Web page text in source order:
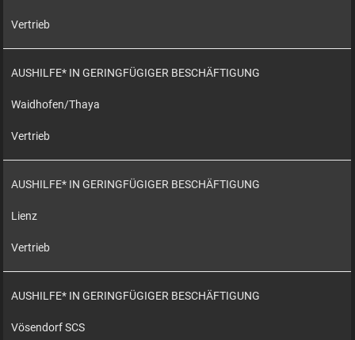
Vertrieb
AUSHILFE* IN GERINGFÜGIGER BESCHÄFTIGUNG
Waidhofen/Thaya
Vertrieb
AUSHILFE* IN GERINGFÜGIGER BESCHÄFTIGUNG
Lienz
Vertrieb
AUSHILFE* IN GERINGFÜGIGER BESCHÄFTIGUNG
Vösendorf SCS